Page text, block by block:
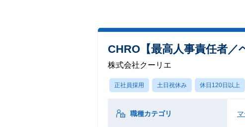
CHRO【最高人事責任者／
株式会社クーリエ
正社員採用 土日祝休み 休日120日以上
職種カテゴリ